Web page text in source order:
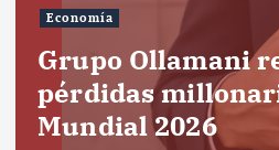
Economía
Grupo Ollamani
pérdidas
Mundial 2026